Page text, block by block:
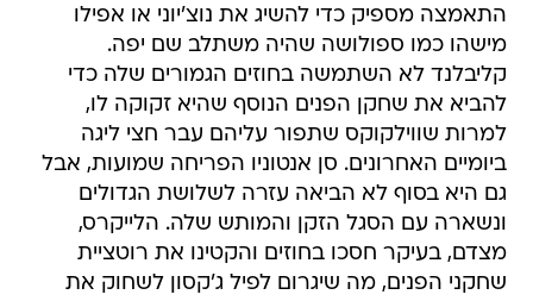
התאמצה מספיק כדי להשיג את נוצ'יוני או אפילו
מישהו כמו ספולושה שהיה משתלב שם יפה.
קליבלנד לא השתמשה בחוזים הגמורים שלה כדי
להביא את שחקן הפנים הנוסף שהיא זקוקה לו,
למרות שווילקוקס שתפור עליהם עבר חצי ליגה
ביומיים האחרונים. סן אנטוניו הפריחה שמועות, אבל
גם היא בסוף לא הביאה עזרה לשלושת הגדולים
ונשארה עם הסגל הזקן והמותש שלה. הלייקרס,
מצדם, בעיקר חסכו בחוזים והקטינו את רוטציית
שחקני הפנים, מה שיגרום לפיל ג'קסון לשחוק את